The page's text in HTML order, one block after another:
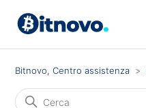
Bitnovo, Centro assistenza